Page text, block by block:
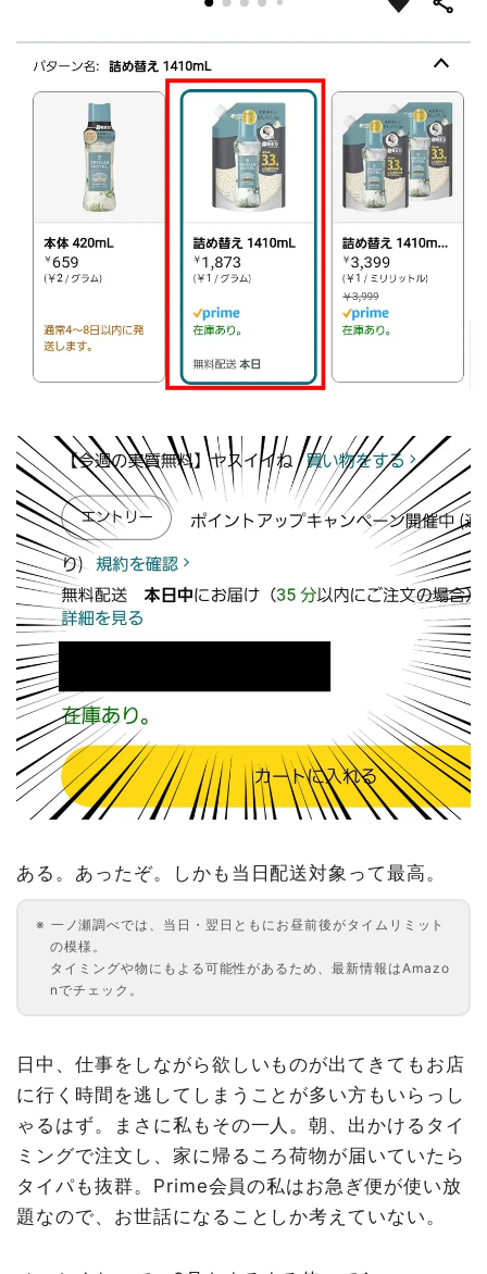
ある。あったぞ。しかも当日配送対象って最高。
一ノ瀬調べでは、当日・翌日ともにお昼前後がタイムリミット
の模様。
タイミングや物にもよる可能性があるため、最新情報はAmazo
nでチェック。
日中、仕事をしながら欲しいものが出てきてもお店
に行く時間を逃してしまうことが多い方もいらっし
ゃるはず。まさに私もその一人。朝、出かけるタイ
ミングで注文し、家に帰るころ荷物が届いていたら
タイパも抜群。Prime会員の私はお急ぎ便が使い放
題なので、お世話になることしか考えていない。